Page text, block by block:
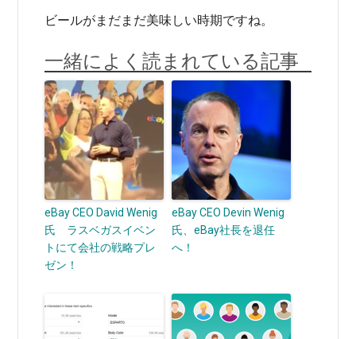
ビールがまだまだ美味しい時期ですね。
一緒によく読まれている記事
eBay CEO David Wenig
氏 ラスベガスイベン
トにて会社の戦略プレ
ゼン！
eBay CEO Devin Wenig
氏、eBay社長を退任
へ！